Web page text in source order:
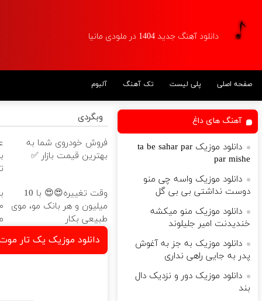
دانلود آهنگ جدید 1404 در ملودی مانیا
صفحه اصلی پلی لیست تک آهنگ آلبوم
وبگردی
فروش خودروی شما به
بهترین قیمت بازار ✅
وقت تغییره😍😍 با 10
میلیون و هر بانک مو، موی
طبیعی بکار
دانلود موزیک یک تار
آهنگ های داغ
دانلود موزیک ta be sahar par
par mishe
دانلود موزیک واسه چی منو
دوست نداشتی بی بی گل
دانلود موزیک منو میکشه
خندیدنت امیر جلیلوند
دانلود موزیک به جز به آغوش
پدر به جایی راهی نداری
دانلود موزیک دور و نزدیک دال
بند